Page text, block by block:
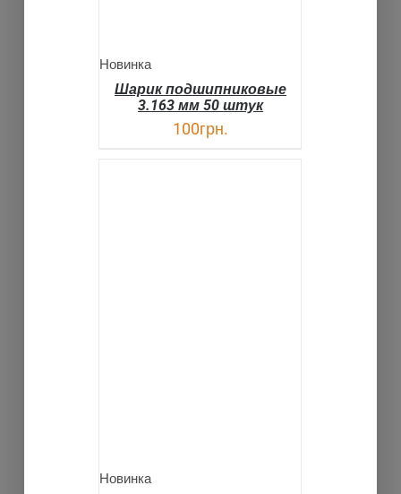
Новинка
Шарик подшипниковые
3.163 мм 50 штук
100грн.
Новинка